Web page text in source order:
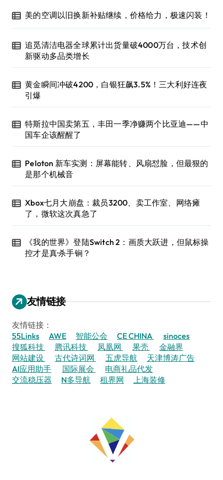
美的空调以旧换新补贴继续，价格给力，极速闪装！
追觅清洁电器全球累计出货量破4000万台，技术创
新驱动多品类增长
黄金瞬间冲破4200，白银狂飙3.5%！三大利好连夜
引爆
特斯拉中国卖第五，丰田一季净赚两个比亚迪——中
国车企该醒醒了
Peloton 新车实测：屏幕能转、风扇怼脸，但最狠的
是那个机械音
Xbox七月大崩盘：裁员3200、卖工作室、网络瘫
了，微软这次真急了
《我的世界》登陆Switch 2：画质大跃进，但鼠标操
控才是真·杀手锏？
友情链接
友情链接：
55Links
AWE 智能公会 CE CHINA
sinoces
搜狐科技
腾讯科技 凤凰网 果壳
金融界
网站建设
古代诗词网 五虎导航
天津博涛广告
AI应用助手
国际展会
电商礼品代发
交流稳压器
N多导航 租界网 上海装修